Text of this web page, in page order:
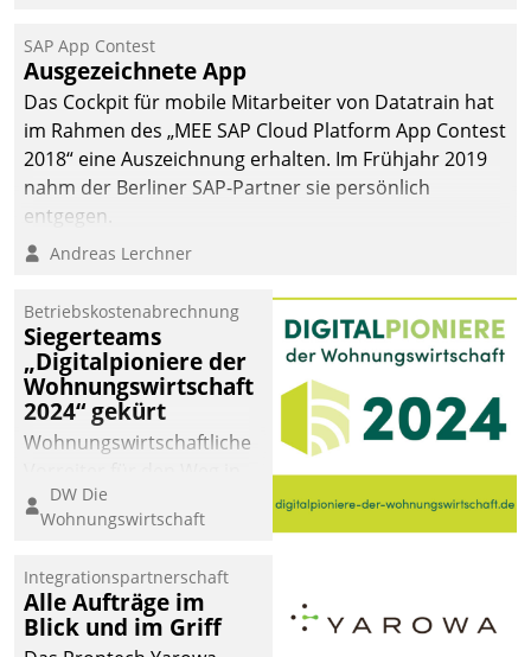
SAP App Contest
Ausgezeichnete App
Das Cockpit für mobile Mitarbeiter von Datatrain hat
im Rahmen des „MEE SAP Cloud Platform App Contest
2018“ eine Auszeichnung erhalten. Im Frühjahr 2019
nahm der Berliner SAP-Partner sie persönlich
entgegen.
Andreas Lerchner
Betriebskostenabrechnung
Siegerteams
„Digitalpioniere der
Wohnungswirtschaft
2024“ gekürt
Wohnungswirtschaftliche
eine digitale Zukunft zu
finden, ist das Ziel des
der
Wohnungswirtschaft“.
Bewerben können sich
DW Die
Wohnungswirtschaft
Integrationspartnerschaft
Alle Aufträge im
Blick und im Griff